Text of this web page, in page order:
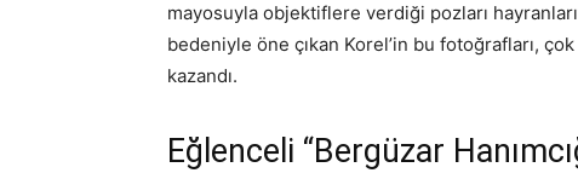
mayosuyla objektiflere verdiği pozları
bedeniyle öne çıkan Korel’in bu fotoğrafları,
kazandı.
Eğlenceli “Bergüzar